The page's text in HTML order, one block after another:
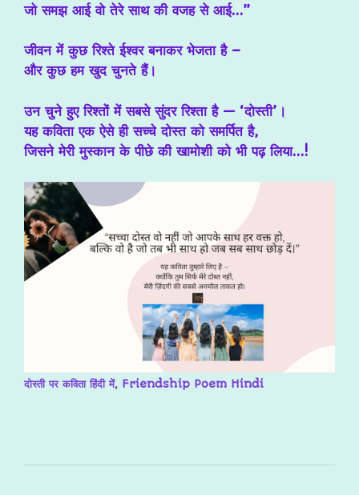
जो समझ आई वो तेरे साथ की वजह से आई…”
जीवन में कुछ रिश्ते ईश्वर बनाकर भेजता है –
और कुछ हम खुद चुनते हैं।
उन चुने हुए रिश्तों में सबसे सुंदर रिश्ता है — ‘दोस्ती’ ।
यह कविता एक ऐसे ही सच्चे दोस्त को समर्पित है,
जिसने मेरी मुस्कान के पीछे की खामोशी को भी पढ़ लिया…!
दोस्ती पर कविता हिंदी में, Friendship Poem Hindi